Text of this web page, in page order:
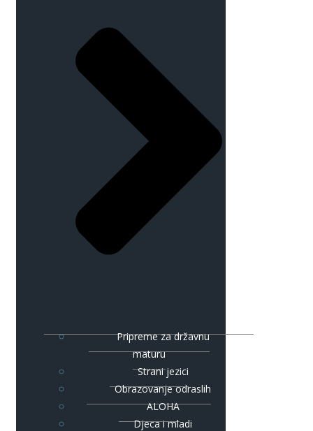
Pripreme za državnu
maturu
Strani jezici
Obrazovanje odraslih
ALOHA
Djeca i mladi